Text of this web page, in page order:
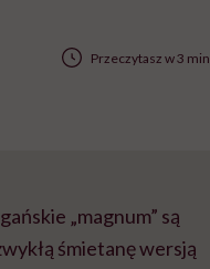
Przeczytasz w 3 min
„magnum” są
śmietanę wersją